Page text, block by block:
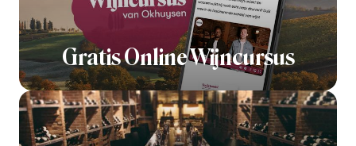
Gratis Online Wijncursus